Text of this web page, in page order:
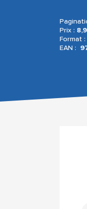
Prix :
Format :
EAN :